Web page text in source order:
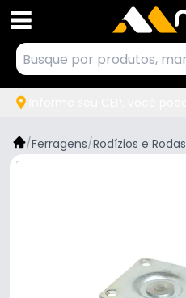
/Ferragens/Rodízios e Rodas